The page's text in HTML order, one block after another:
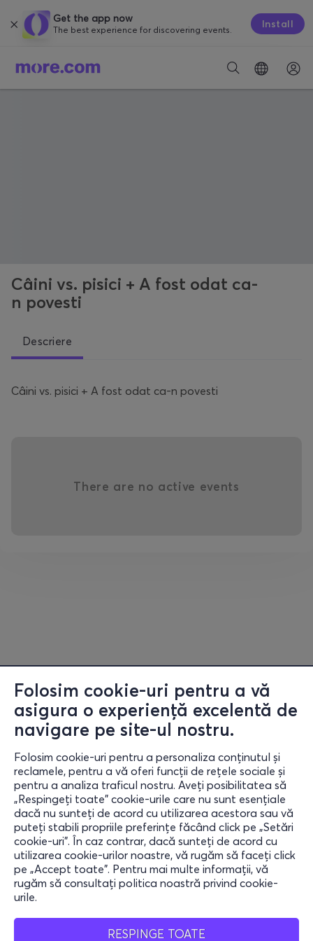
Folosim cookie-uri pentru a vă
asigura o experiență excelentă de
navigare pe site-ul nostru.
Folosim cookie-uri pentru a personaliza conținutul și
reclamele, pentru a vă oferi funcții de rețele sociale și
pentru a analiza traficul nostru. Aveți posibilitatea să
„Respingeți toate” cookie-urile care nu sunt esențiale
dacă nu sunteți de acord cu utilizarea acestora sau vă
puteți stabili propriile preferințe făcând click pe „Setări
cookie-uri”. În caz contrar, dacă sunteți de acord cu
utilizarea cookie-urilor noastre, vă rugăm să faceți click
pe „Accept toate”. Pentru mai multe informații, vă
rugăm să consultați politica noastră privind cookie-
urile.
RESPINGE TOATE
Get the app now
The best experience for discovering events. Install
Câini vs. pisici + A fost odat ca-
n povesti
Descriere
Câini vs. pisici + A fost odat ca-n povesti
There are no active events
Informații
Ajutor
Rămâi conectat
Mobile App